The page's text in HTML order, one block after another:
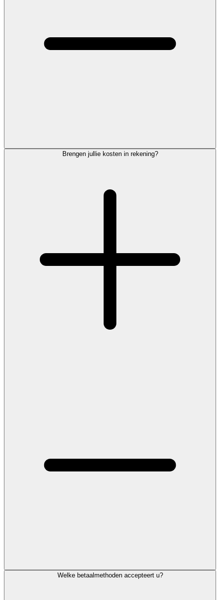
Brengen jullie kosten in rekening?
Welke betaalmethoden accepteert u?